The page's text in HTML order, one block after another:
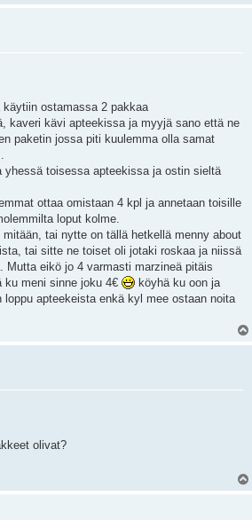
ostamassa 2 pakkaa
kaveri kävi apteekissa ja myyjä sano että ne
paketin jossa piti kuulemma olla samat
yhessä toisessa apteekissa ja ostin sieltä
ottaa omistaan 4 kpl ja annetaan toisille
loput kolme.
tai nytte on tällä hetkellä menny about
tai sitte ne toiset oli jotaki roskaa ja niissä
Mutta eikö jo 4 varmasti marzineä pitäis
meni sinne joku 4€
köyhä ku oon ja
apteekeista enkä kyl mee ostaan noita
olivat?